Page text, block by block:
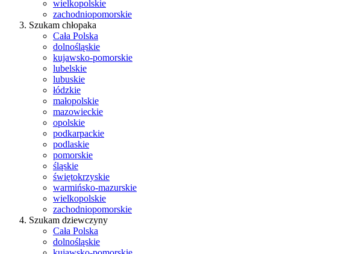
wielkopolskie
zachodniopomorskie
Szukam chłopaka
Cała Polska
dolnośląskie
kujawsko-pomorskie
lubelskie
lubuskie
łódzkie
małopolskie
mazowieckie
opolskie
podkarpackie
podlaskie
pomorskie
śląskie
świętokrzyskie
warmińsko-mazurskie
wielkopolskie
zachodniopomorskie
Szukam dziewczyny
Cała Polska
dolnośląskie